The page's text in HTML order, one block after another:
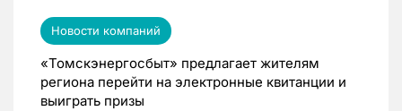
Новости компаний
«Томскэнергосбыт» предлагает жителям
региона перейти на электронные квитанции и
выиграть призы